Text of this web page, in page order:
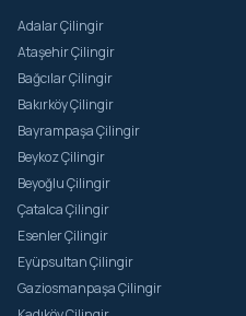
Adalar Çilingir
Ataşehir Çilingir
Bağcılar Çilingir
Bakırköy Çilingir
Bayrampaşa Çilingir
Beykoz Çilingir
Beyoğlu Çilingir
Çatalca Çilingir
Esenler Çilingir
Eyüpsultan Çilingir
Gaziosmanpaşa Çilingir